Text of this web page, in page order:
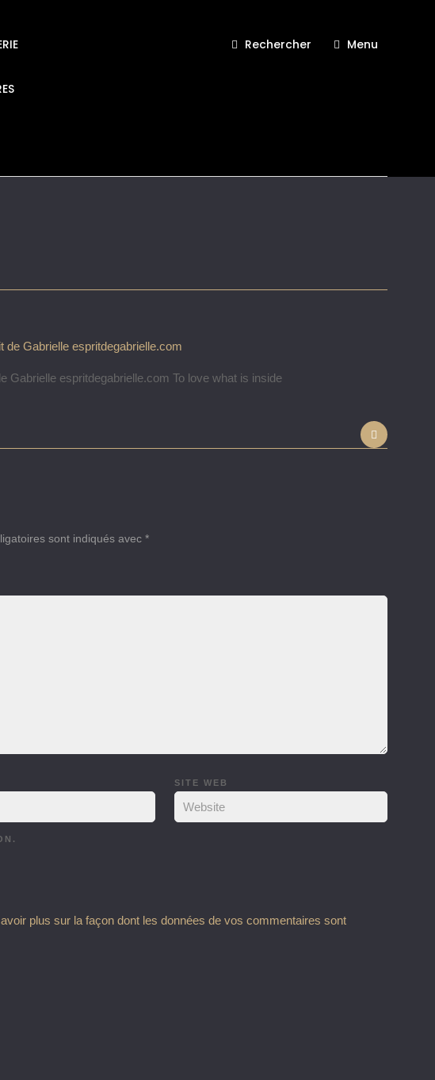
Rechercher Menu
Gabrielle espritdegabrielle.com To love what is inside
sont indiqués avec *
SITE WEB
plus sur la façon dont les données de vos commentaires sont